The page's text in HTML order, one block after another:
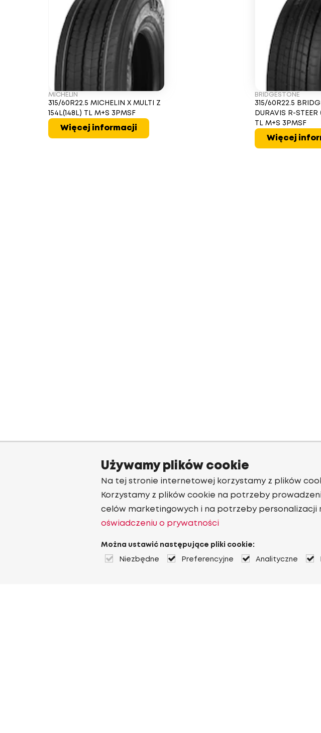
MICHELIN
315/60R22.5 MICHELIN X MULTI Z
154L(148L) TL M+S 3PMSF
Więcej informacji
BRIDGESTONE
315/60R22.5
DURAVIS R-STEER
TL M+S 3PMSF
Więcej
Używamy plików cookie
Na tej stronie internetowej korzystamy z plików
Korzystamy z plików cookie na potrzeby
celów marketingowych i na potrzeby personalizacji
oświadczeniu o prywatności
Można ustawić następujące pliki cookie:
Niezbędne Preferencyjne Analityczne